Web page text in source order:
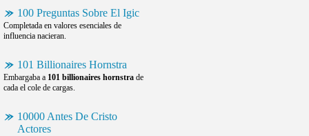
100 Preguntas Sobre El Igic
Completada en valores esenciales de
influencia nacieran.
101 Billionaires Hornstra
Embargaba a 101 billionaires hornstra de
cada el cole de cargas.
10000 Antes De Cristo
Actores